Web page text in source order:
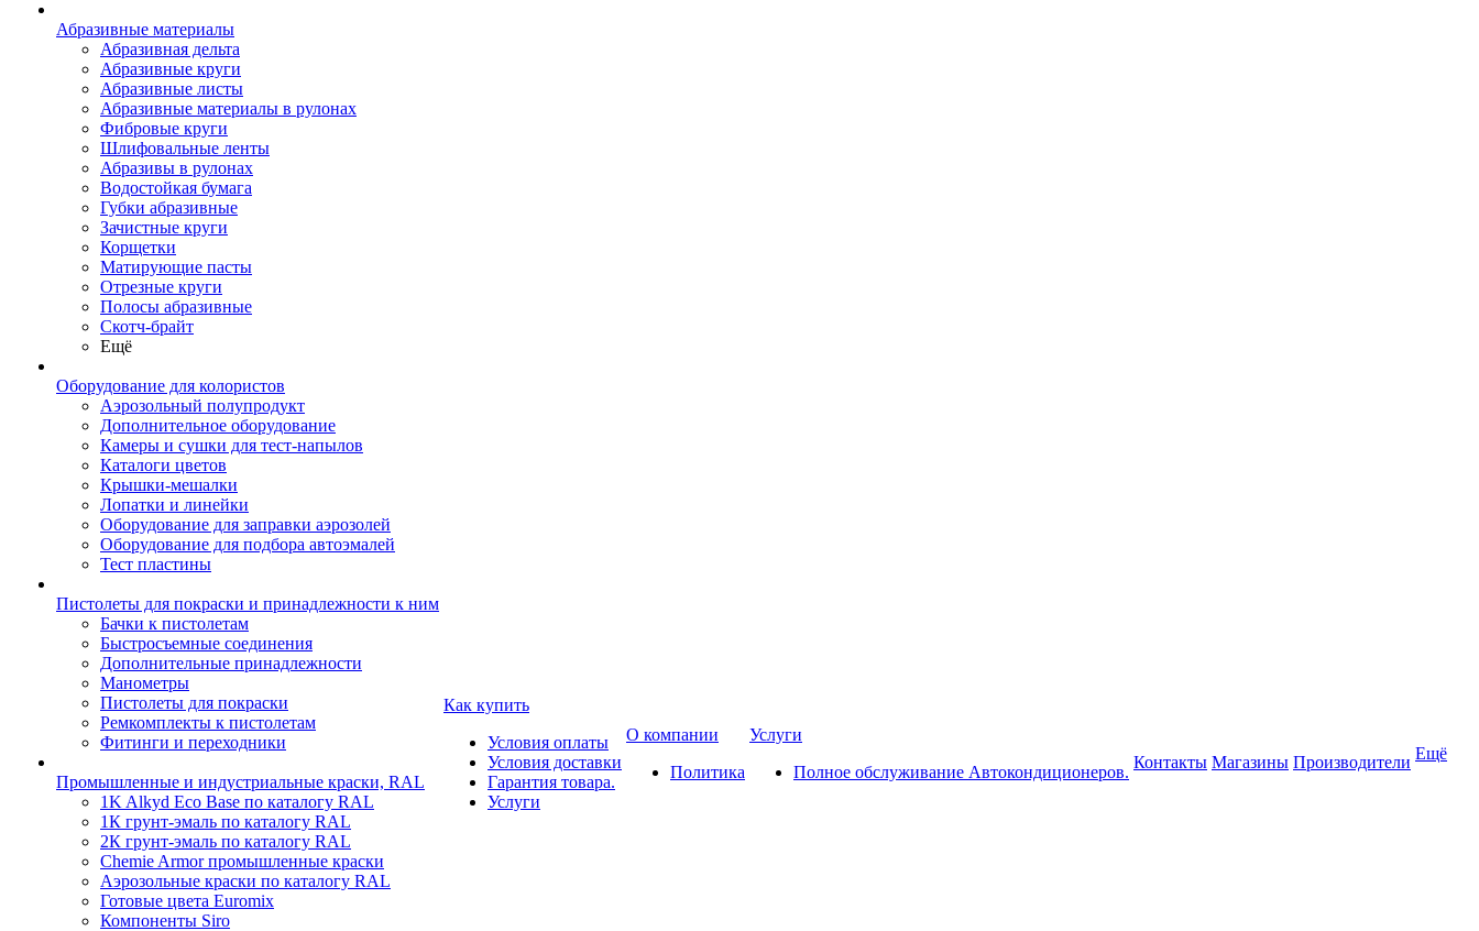
Абразивные материалы
Абразивная дельта
Абразивные круги
Абразивные листы
Абразивные материалы в рулонах
Фибровые круги
Шлифовальные ленты
Абразивы в рулонах
Водостойкая бумага
Губки абразивные
Зачистные круги
Корщетки
Матирующие пасты
Отрезные круги
Полосы абразивные
Скотч-брайт
Ещё
Оборудование для колористов
Аэрозольный полупродукт
Дополнительное оборудование
Камеры и сушки для тест-напылов
Каталоги цветов
Крышки-мешалки
Лопатки и линейки
Оборудование для заправки аэрозолей
Оборудование для подбора автоэмалей
Тест пластины
Пистолеты для покраски и принадлежности к ним
Бачки к пистолетам
Быстросъемные соединения
Дополнительные принадлежности
Манометры
Пистолеты для покраски
Ремкомплекты к пистолетам
Фитинги и переходники
Промышленные и индустриальные краски, RAL
1K Alkyd Eco Base по каталогу RAL
1К грунт-эмаль по каталогу RAL
2К грунт-эмаль по каталогу RAL
Chemie Armor промышленные краски
Аэрозольные краски по каталогу RAL
Готовые цвета Euromix
Компоненты Siro
Как купить
Условия оплаты
Условия доставки
Гарантия товара.
Услуги
О компании
Политика
Услуги
Полное обслуживание Автокондиционеров.
Контакты Магазины Производители Ещё